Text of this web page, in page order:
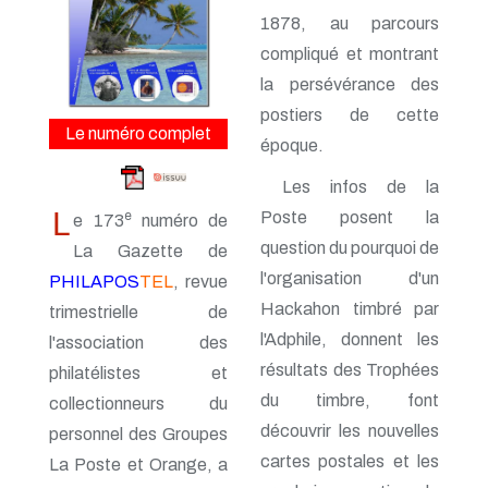
n° 161 - Octobre 2014
n° 160 - Juillet 2014
n° 159 - Avril 2014
n° 158 - Janvier 2014
n° 157 - Octobre 2013
n° 156 -Juillet 2013
n° 155 - Avril 2013
n° 153 - Octobre 2012
n° 151 - Avril 2012
n° 150 - Janvier 2012
n° 148 - Juillet 2011
n° 147 - Avril 2011
n° 146 - Janvier 2011
n° 144 - Juillet 2010
n° 143 - Avril 2010
n° 141 - Octobre 2009
n° 140 - Juillet 2009
Le numéro complet
Le 173enuméro de
La Gazette de
PHILAPOSTEL, revue
trimestrielle de
l'association des
philatélistes et
collectionneurs du
personnel des Groupes
La Poste et Orange, a
1878, au parcours
compliqué et montrant
la persévérance des
postiers de cette
époque.
Les infos de la
Poste posent la
question du pourquoi de
l'organisation d'un
Hackahon timbré par
l'Adphile, donnent les
résultats des Trophées
du timbre, font
découvrir les nouvelles
cartes postales et les